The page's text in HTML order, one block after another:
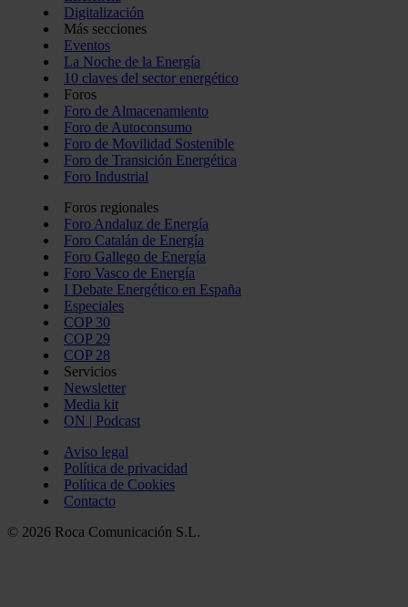
Digitalización
Más secciones
Eventos
La Noche de la Energía
10 claves del sector energético
Foros
Foro de Almacenamiento
Foro de Autoconsumo
Foro de Movilidad Sostenible
Foro de Transición Energética
Foro Industrial
Foros regionales
Foro Andaluz de Energía
Foro Catalán de Energía
Foro Gallego de Energía
Foro Vasco de Energía
I Debate Energético en España
Especiales
COP 30
COP 29
COP 28
Servicios
Newsletter
Media kit
ON | Podcast
Aviso legal
Política de privacidad
Política de Cookies
Contacto
© 2026 Roca Comunicación S.L.